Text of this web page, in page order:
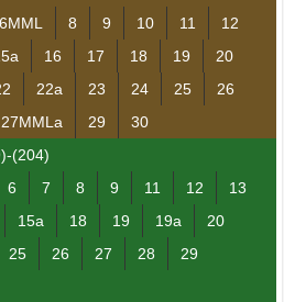
6MML 8 9 10 11
12
16 17 18 19
20
22a 23 24 25
26
27MMLa 29
30
(204)
6 7 8 9 11 12
13
15a 18 19 19a
20
25 26 27 28
29